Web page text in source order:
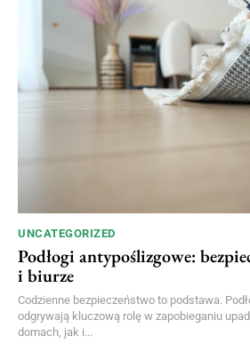
UNCATEGORIZED
Podłogi antypoślizgowe:
i biurze
Codzienne bezpieczeństwo to podstawa.
odgrywają kluczową rolę w zapobieganiu
domach, jak i...